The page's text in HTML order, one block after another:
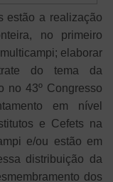
estão a realização
no primeiro
elaborar
do tema da
no 43º Congresso
em nível
e Cefets na
e/ou estão em
distribuição da
dos